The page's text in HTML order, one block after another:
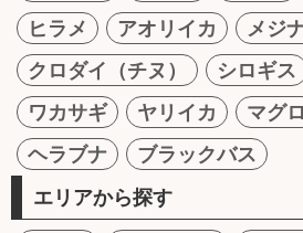
ヒラメ
アオリイカ
メジ
クロダイ（チヌ）
シロギス
ワカサギ
ヤリイカ マグロ
ヘラブナ
ブラックバス
エリアから探す